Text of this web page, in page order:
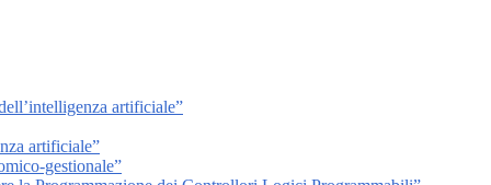
artificiale”
artificiale”
gestionale”